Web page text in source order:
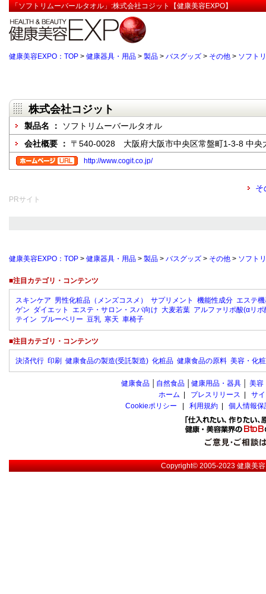
「ソフトリムーバールタオル」:株式会社コジット【健康美容EXPO】
健康美容EXPO：TOP > 健康器具・用品 > 製品 > バスグッズ > その他 > ソフト
株式会社コジット
製品名 ：
ソフトリムーバールタオル
会社概要 ： 〒540-0028 大阪府大阪市中央区常盤町1-3-8 中央
http://www.cogit.co.jp/
そ
PRサイト
健康美容EXPO：TOP > 健康器具・用品 > 製品 > バスグッズ > その他 > ソフト
■注目カテゴリ・コンテンツ
スキンケア 男性化粧品（メンズコスメ） サプリメント 機能性成分 エステ
ゲン ダイエット エステ・サロン・スパ向け 大麦若葉 アルファリポ酸(αリポ
テイン ブルーベリー 豆乳 寒天 車椅子
■注目カテゴリ・コンテンツ
決済代行 印刷 健康食品の製造(受託製造) 化粧品 健康食品の原料 美容・化
健康食品 自然食品 健康用品・器具 美容
ホーム
プレスリリース
サ
Cookieポリシー
利用規約 個人情報
Copyright© 2005-2023健康美